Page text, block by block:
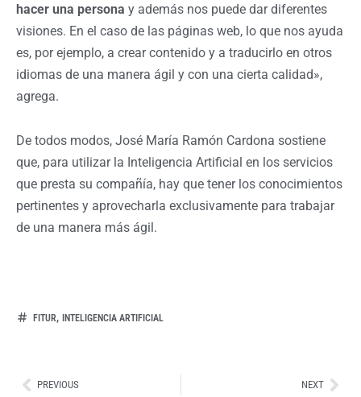
hacer una persona y además nos puede dar diferentes
visiones. En el caso de las páginas web, lo que nos ayuda
es, por ejemplo, a crear contenido y a traducirlo en otros
idiomas de una manera ágil y con una cierta calidad»,
agrega.
De todos modos, José María Ramón Cardona sostiene
que, para utilizar la Inteligencia Artificial en los servicios
que presta su compañía, hay que tener los conocimientos
pertinentes y aprovecharla exclusivamente para trabajar
de una manera más ágil.
FITUR, INTELIGENCIA ARTIFICIAL
AntPREVIOUS NEXT